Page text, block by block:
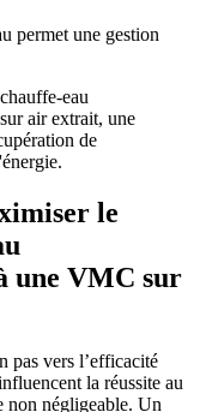
permet une gestion
le
une VMC sur
pas vers l’efficacité
la réussite au
non négligeable. Un